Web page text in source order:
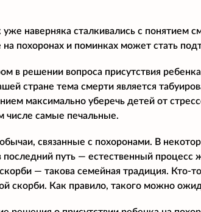
наверняка сталкивались с понятием
на похоронах и поминках может стать
в решении вопроса присутствия
стране тема смерти является
максимально уберечь детей от
числе самые печальные.
связанные с похоронами. В
последний путь — естественный
— такова семейная традиция.
скорби. Как правило, такого можно